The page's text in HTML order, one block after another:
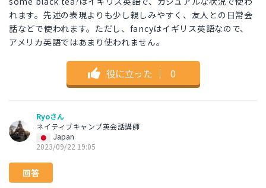
れます。先述の表現よりも少し親しみやすく、友人との日常会
話などで使われます。ただし、fancyはイギリス英語なので、
アメリカ英語ではあまり使われません。
役に立った ｜ 0
Ryoさん
ネイティブキャンプ英会話講師
Japan
2023/09/22 19:05
回答